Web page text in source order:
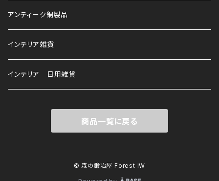
アンティーク銅製品
インテリア雑貨
インテリア 日用雑貨
商品一覧に戻る
© 森の鍛冶屋 Forest IW